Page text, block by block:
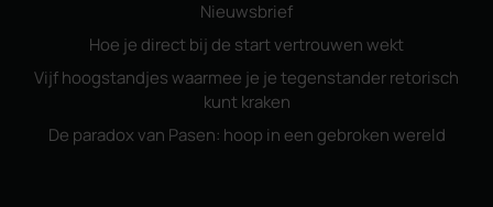
Nieuwsbrief
Hoe je direct bij de start vertrouwen wekt
Vijf hoogstandjes waarmee je je tegenstander retorisch
kunt kraken
De paradox van Pasen: hoop in een gebroken wereld